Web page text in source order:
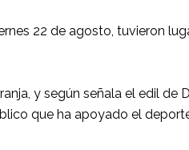
22 de agosto, tuvieron
y según señala el edil de
que ha apoyado el